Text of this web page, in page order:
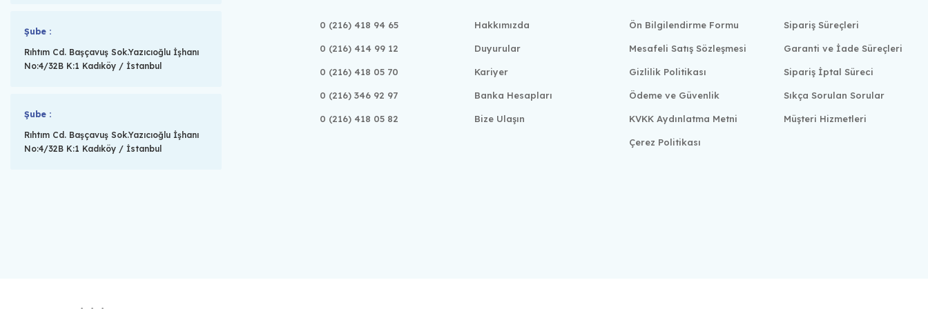
Şube :
Rıhtım Cd. Başçavuş Sok.Yazıcıoğlu İşhanı
No:4/32B K:1 Kadıköy / İstanbul
Şube :
Rıhtım Cd. Başçavuş Sok.Yazıcıoğlu İşhanı
No:4/32B K:1 Kadıköy / İstanbul
0 (216) 418 94 65
0 (216) 414 99 12
0 (216) 418 05 70
0 (216) 346 92 97
0 (216) 418 05 82
Hakkımızda
Duyurular
Kariyer
Banka Hesapları
Bize Ulaşın
Ön Bilgilendirme Formu
Mesafeli Satış Sözleşmesi
Gizlilik Politikası
Ödeme ve Güvenlik
KVKK Aydınlatma Metni
Çerez Politikası
Sipariş Süreçleri
Garanti ve İade Süreçleri
Sipariş İptal Süreci
Sıkça Sorulan Sorular
Müşteri Hizmetleri